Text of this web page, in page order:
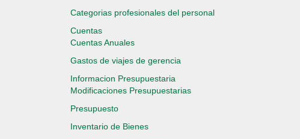
Categorias profesionales del personal
Cuentas
Cuentas Anuales
Gastos de viajes de gerencia
Informacion Presupuestaria
Modificaciones Presupuestarias
Presupuesto
Inventario de Bienes